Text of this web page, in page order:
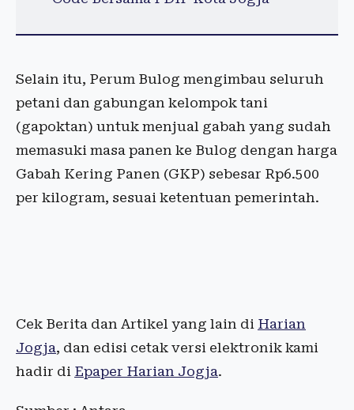
Selain itu, Perum Bulog mengimbau seluruh
petani dan gabungan kelompok tani
(gapoktan) untuk menjual gabah yang sudah
memasuki masa panen ke Bulog dengan harga
Gabah Kering Panen (GKP) sebesar Rp6.500
per kilogram, sesuai ketentuan pemerintah.
Cek Berita dan Artikel yang lain di Harian
Jogja, dan edisi cetak versi elektronik kami
hadir di Epaper Harian Jogja.